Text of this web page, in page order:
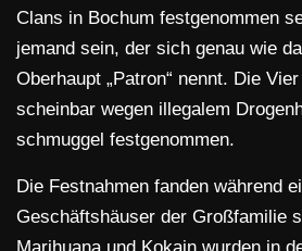
Clans in Bochum festgenommen
jemand sein, der sich genau wie
Oberhaupt „Patron“ nennt. Die
scheinbar wegen illegalem
schmuggel festgenommen.
Die Festnahmen fanden während
Geschäftshäuser der Großfamilie